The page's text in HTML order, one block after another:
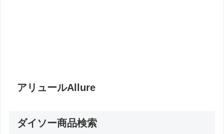
アリュールAllure
ダイソー商品検索